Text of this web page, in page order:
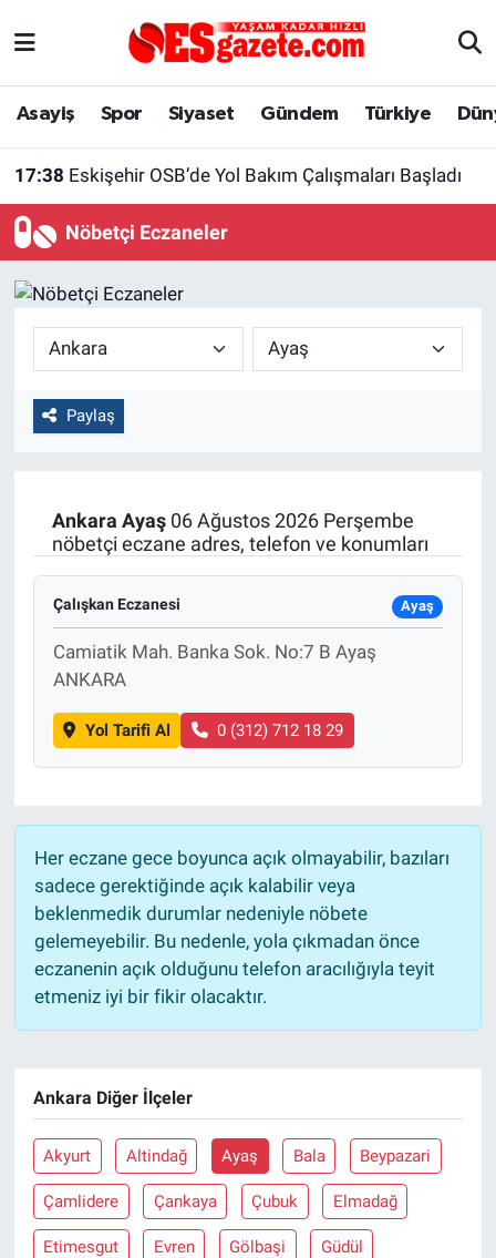
Asayiş Spor Siyaset Gündem Türkiye
17:38 Eskişehir OSB’de Yol Bakım Çalışmaları Başladı
Nöbetçi Eczaneler
Paylaş
Ankara Ayaş06 Ağustos 2026 Perşembe
nöbetçi eczane adres, telefon ve konumları
Çalışkan Eczanesi Ayaş
Camiatik Mah. Banka Sok. No:7 B Ayaş
ANKARA
Yol Tarifi Al 0 (312) 712 18 29
Her eczane gece boyunca açık olmayabilir, bazıları
sadece gerektiğinde açık kalabilir veya
beklenmedik durumlar nedeniyle nöbete
gelemeyebilir. Bu nedenle, yola çıkmadan önce
eczanenin açık olduğunu telefon aracılığıyla teyit
etmeniz iyi bir fikir olacaktır.
Ankara Diğer İlçeler
Akyurt Altindağ Ayaş Bala Beypazari
Çamlidere Çankaya Çubuk Elmadağ
Etimesgut Evren Gölbaşi Güdül
Asayiş
Türkiye
Dünya
Sağlık
Yaşam
Eskişehir Arşivi
Röportaj
Ekonomi
Politika
Bilecik
Kütahya
Genel
Çevre
Yerel
Magazin
Bilim ve Teknoloji
Eskişehir Nöbetçi Eczaneler
Tüm Manşetler
Son Dakika Haberleri
Haber Arşivi